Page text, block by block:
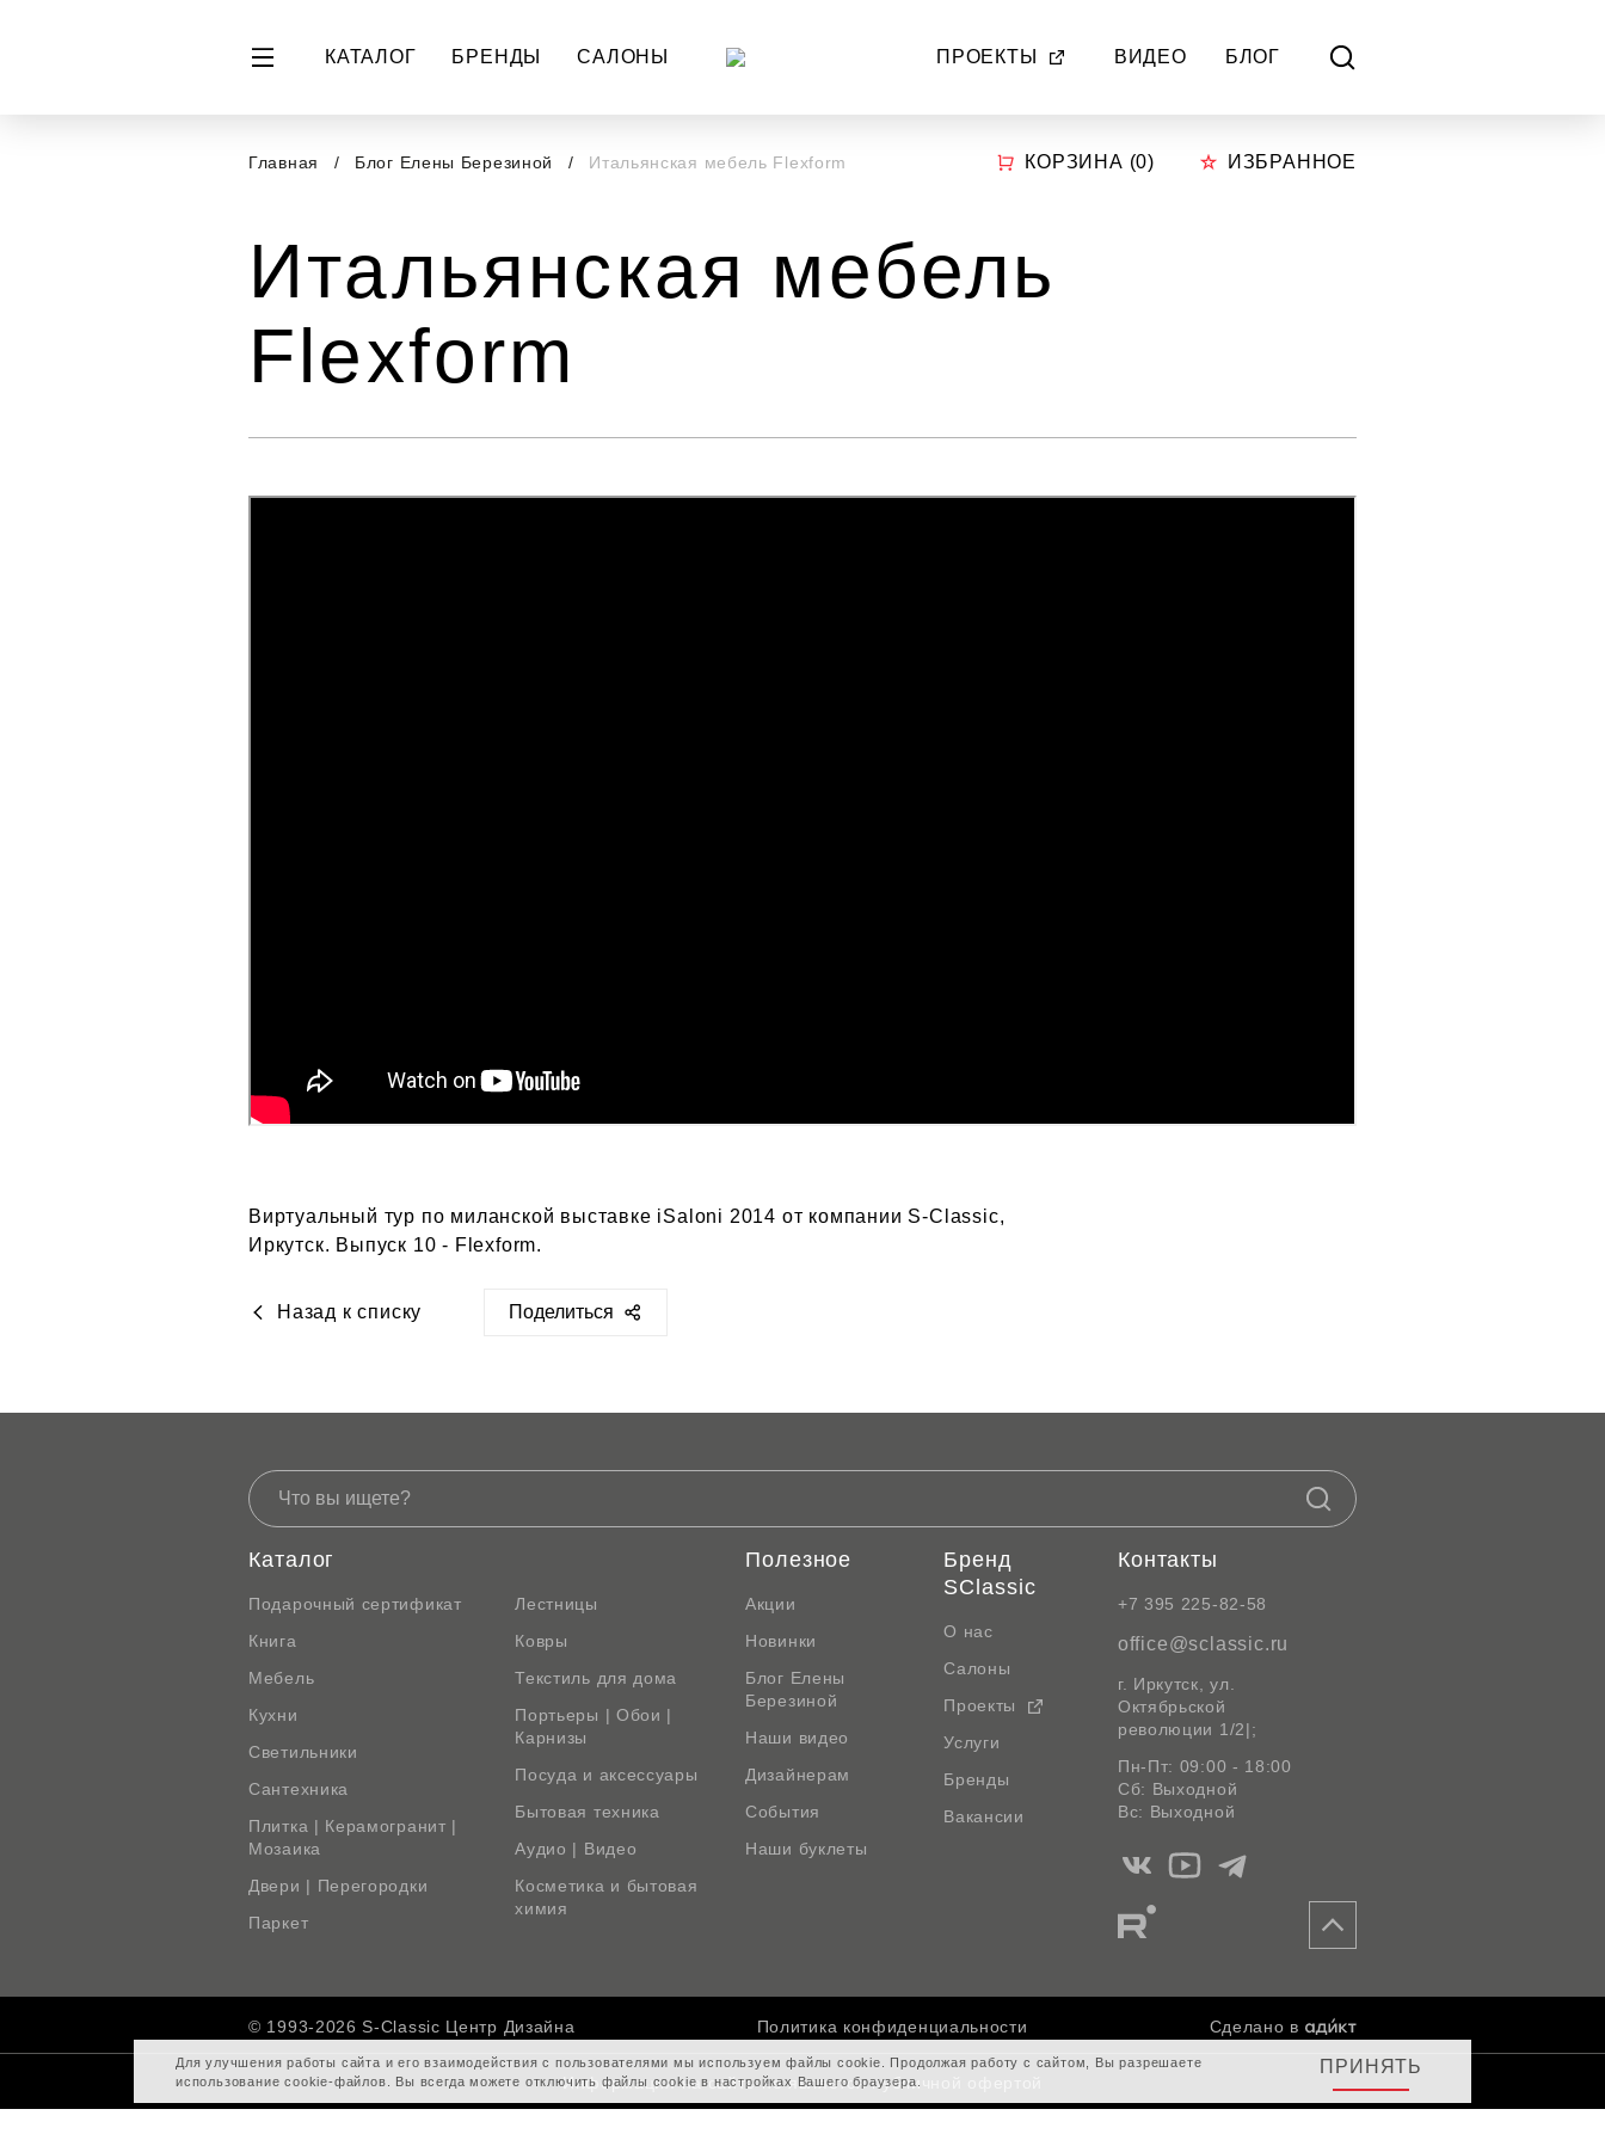
КАТАЛОГ БРЕНДЫ САЛОНЫ ПРОЕКТЫ ВИДЕО БЛОГ
Главная Блог Елены Березиной Итальянская мебель Flexform КОРЗИНА (0) ИЗБРАННОЕ
Итальянская мебель
Flexform
Виртуальный тур по миланской выставке iSaloni 2014 от компании S-Classic,
Иркутск. Выпуск 10 - Flexform.
Назад к списку
https://sclassic.ru/blog/video/4700/
Поделиться
Каталог
Подарочный сертификат
Книга
Мебель
Кухни
Светильники
Сантехника
Плитка | Керамогранит |
Мозаика
Двери | Перегородки
Паркет
Лестницы
Ковры
Текстиль для дома
Портьеры | Обои |
Карнизы
Посуда и аксессуары
Бытовая техника
Аудио | Видео
Косметика и бытовая
химия
Полезное
Акции
Новинки
Блог Елены
Березиной
Наши видео
Дизайнерам
События
Наши буклеты
Бренд
SClassic
О нас
Салоны
Проекты
Услуги
Бренды
Вакансии
Контакты
+7 395 225-82-58
office@sclassic.ru
г. Иркутск, ул.
Октябрьской
революции 1/2|;
Пн-Пт: 09:00 - 18:00
Сб: Выходной
Вс: Выходной
Мы
Вконтакте
Мы
Мы
Мы
© 1993-2026 S-Classic Центр Дизайна Политика конфиденциальности Сделано в
Информация на сайте не является публичной офертой
Для улучшения работы сайта и его взаимодействия с пользователями мы используем файлы cookie. Продолжая работу с сайтом, Вы разрешаете
использование cookie-файлов. Вы всегда можете отключить файлы cookie в настройках Вашего браузера.
ПРИНЯТЬ